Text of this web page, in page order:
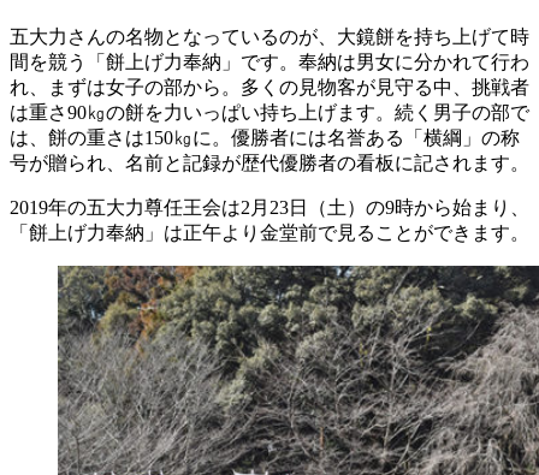
五大力さんの名物となっているのが、大鏡餅を持ち上げて時
間を競う「餅上げ力奉納」です。奉納は男女に分かれて行わ
れ、まずは女子の部から。多くの見物客が見守る中、挑戦者
は重さ90㎏の餅を力いっぱい持ち上げます。続く男子の部で
は、餅の重さは150㎏に。優勝者には名誉ある「横綱」の称
号が贈られ、名前と記録が歴代優勝者の看板に記されます。
2019年の五大力尊任王会は2月23日（土）の9時から始まり、
「餅上げ力奉納」は正午より金堂前で見ることができます。